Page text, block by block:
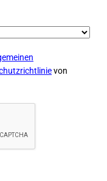
von